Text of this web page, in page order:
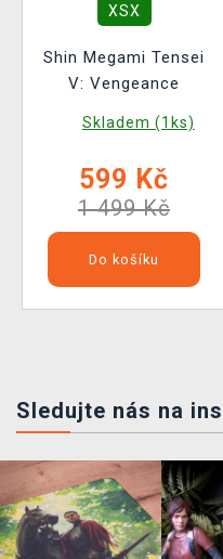
XSX
Shin Megami Tensei
V: Vengeance
Skladem (1ks)
599 Kč
1 499 Kč
Do košíku
Sledujte nás na